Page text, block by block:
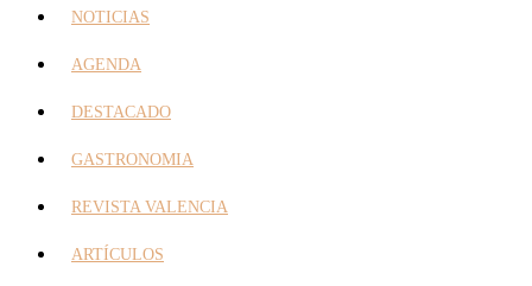
NOTICIAS
AGENDA
DESTACADO
GASTRONOMIA
REVISTA VALENCIA
ARTÍCULOS